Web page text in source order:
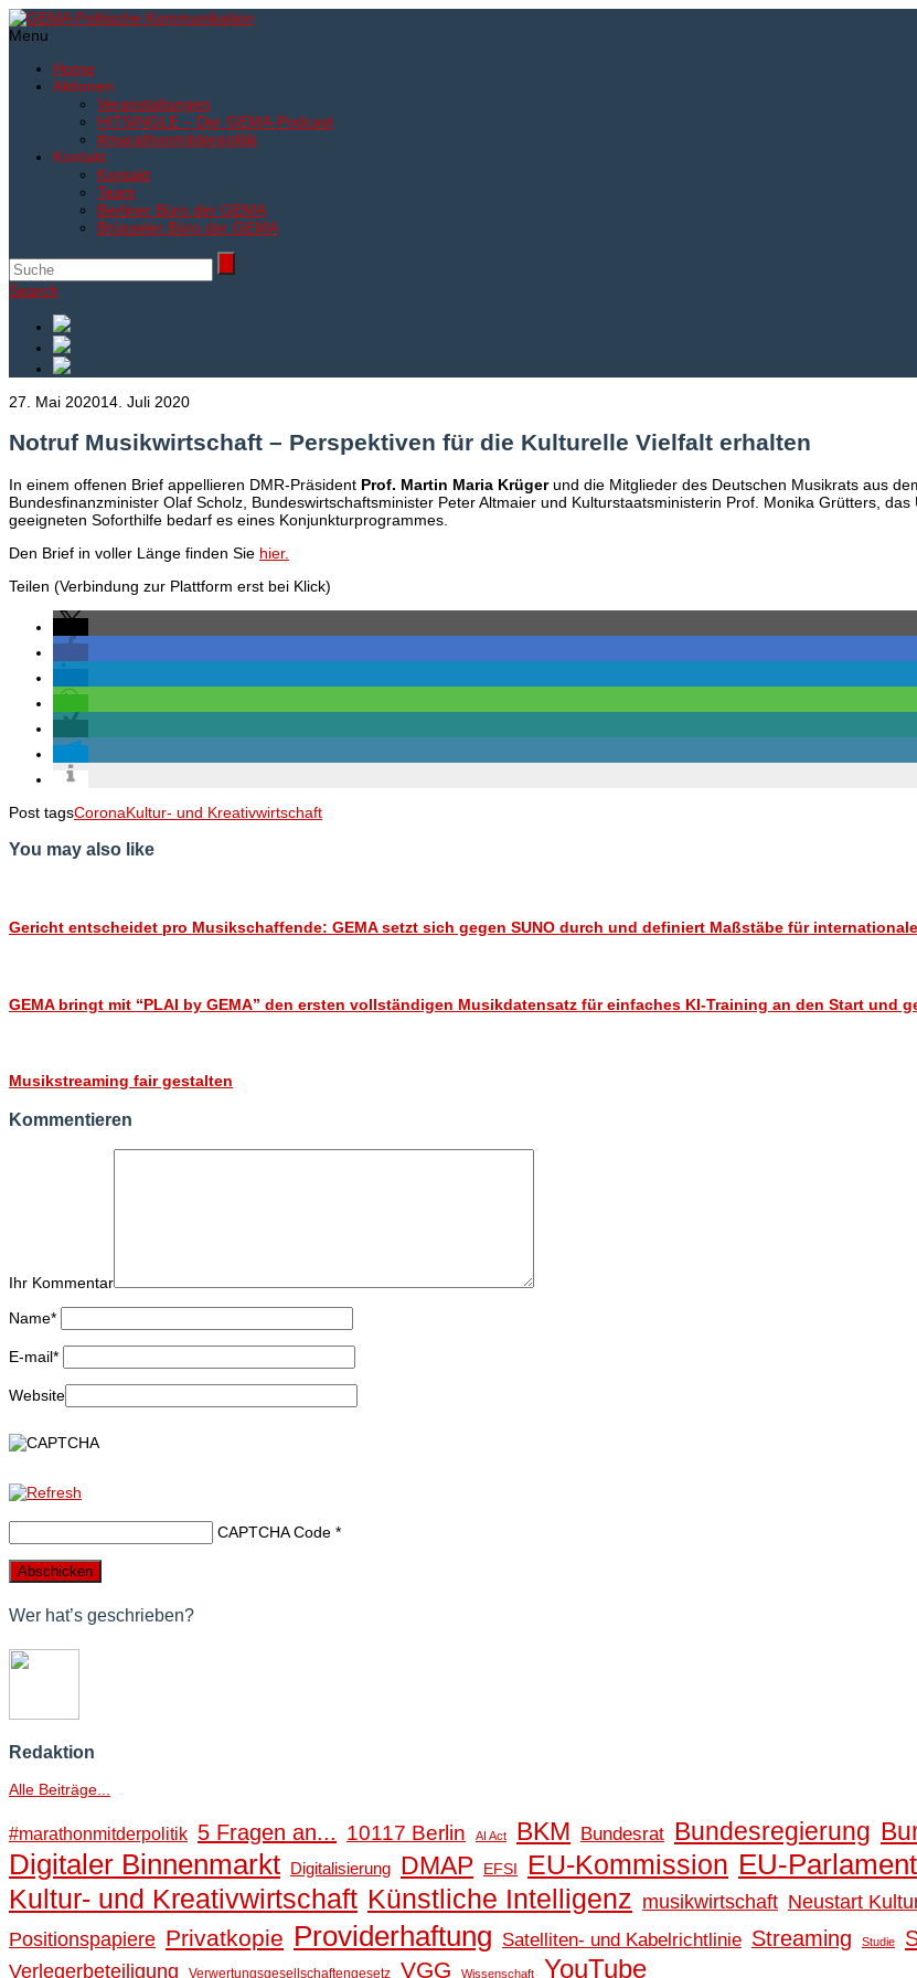
Menu
Home
Aktionen
Veranstaltungen
HITSINGLE – Der GEMA-Podcast
#marathonmitderpolitik
Kontakt
Kontakt
Team
Berliner Büro der GEMA
Brüsseler Büro der GEMA
Search
27. Mai 202014. Juli 2020
Notruf Musikwirtschaft – Perspektiven für die Kulturelle Vielfalt erhalten
In einem offenen Brief appellieren DMR-Präsident Prof. Martin Maria Krügerund die Mitglieder des Deutschen Musikrats aus
Bundesfinanzminister Olaf Scholz, Bundeswirtschaftsminister Peter Altmaier und Kulturstaatsministerin Prof. Monika Grütters,
geeigneten Soforthilfe bedarf es eines Konjunkturprogrammes.
Den Brief in voller Länge finden Sie hier.
Teilen (Verbindung zur Plattform erst bei Klick)
Post tagsCoronaKultur- und Kreativwirtschaft
You may also like
Gericht entscheidet pro Musikschaffende: GEMA setzt sich gegen SUNO durch und definiert Maßstäbe für
GEMA bringt mit “PLAI by GEMA” den ersten vollständigen Musikdatensatz für einfaches KI-Training an den Start und
Musikstreaming fair gestalten
Kommentieren
Ihr Kommentar
Name*
E-mail*
Website
CAPTCHA Code *
Wer hat’s geschrieben?
Redaktion
Alle Beiträge...
#marathonmitderpolitik 5 Fragen an... 10117 Berlin AI Act BKM Bundesrat Bundesregierung
Digitaler Binnenmarkt Digitalisierung DMAP EFSI EU-Kommission EU-Parlament
Kultur- und Kreativwirtschaft Künstliche Intelligenz musikwirtschaft Neustart
Positionspapiere Privatkopie Providerhaftung Satelliten- und Kabelrichtlinie Streaming Studie
Verlegerbeteiligung Verwertungsgesellschaftengesetz VGG Wissenschaft YouTube